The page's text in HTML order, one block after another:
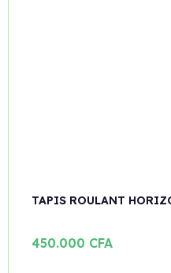
TAPIS ROULANT
450.000 CFA